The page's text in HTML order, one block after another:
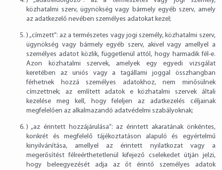
közhatalmi szerv, ügynökség vagy bármely egyéb szerv, amely
az adatkezelő nevében személyes adatokat kezel;
) „címzett”: az a természetes vagy jogi személy, közhatalmi szerv,
ügynökség vagy bármely egyéb szerv, akivel vagy amellyel a
személyes adatot közlik, függetlenül attól, hogy harmadik fél-e.
Azon közhatalmi szervek, amelyek egy egyedi vizsgálat
keretében az uniós vagy a tagállami joggal összhangban
férhetnek hozzá személyes adatokhoz, nem minősülnek
címzettnek; az említett adatok e közhatalmi szervek általi
kezelése meg kell, hogy feleljen az adatkezelés céljainak
megfelelően az alkalmazandó adatvédelmi szabályoknak;
) „az érintett hozzájárulása”: az érintett akaratának önkéntes,
konkrét és megfelelő tájékoztatáson alapuló és egyértelmű
kinyilvánítása, amellyel az érintett nyilatkozat vagy a
megerősítést félreérthetetlenül kifejező cselekedet útján jelzi,
hogy beleegyezését adja az őt érintő személyes adatok